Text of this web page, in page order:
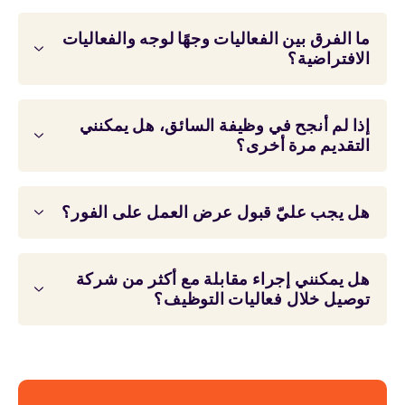
ما الفرق بين الفعاليات وجهًا لوجه والفعاليات
الافتراضية؟
إذا لم أنجح في وظيفة السائق، هل يمكنني
التقديم مرة أخرى؟
هل يجب عليّ قبول عرض العمل على الفور؟
هل يمكنني إجراء مقابلة مع أكثر من شركة
توصيل خلال فعاليات التوظيف؟